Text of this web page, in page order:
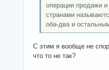
операции продажи и
странами
оба-два и
С этим я вообще не
что то не так?